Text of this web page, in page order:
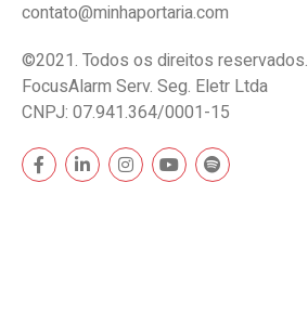
contato@minhaportaria.com
©2021. Todos os direitos reservados.
FocusAlarm Serv. Seg. Eletr Ltda
CNPJ: 07.941.364/0001-15